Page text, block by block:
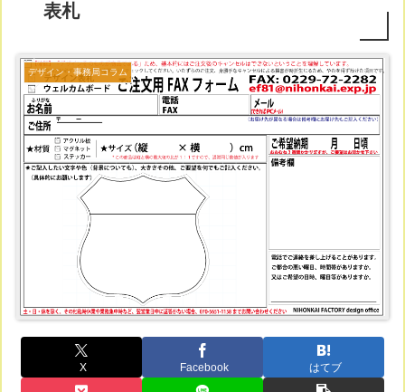
表札
デザイン・事務局コラム
X Facebook はてブ